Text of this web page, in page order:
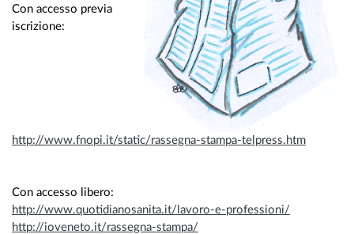
Con accesso previa
iscrizione:
http://www.fnopi.it/static/rassegna-stampa-telpress.htm
Con accesso libero:
http://www.quotidianosanita.it/lavoro-e-professioni/
http://ioveneto.it/rassegna-stampa/